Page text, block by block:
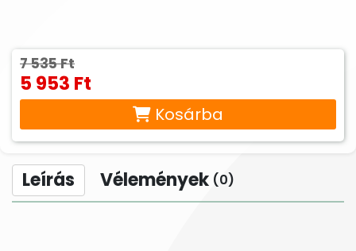
7 535 Ft
5 953 Ft
Kosárba
Leírás Vélemények (0)